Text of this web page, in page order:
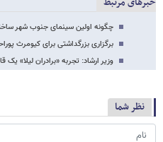
چگونه اولین سینمای جنوب شهر
برگزاری بزرگداشتی برای کیومرث
وزیر ارشاد: تجربه «برادران لیلا» یک
نظر شما